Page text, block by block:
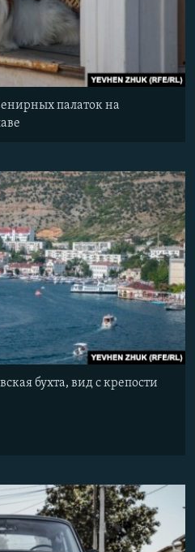
палаток на
бухта, вид с крепости